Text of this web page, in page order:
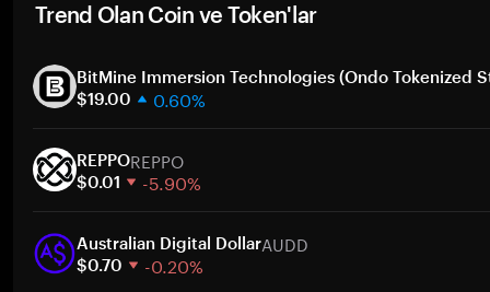
Trend Olan Coin ve Token'lar
BitMine Immersion Technologies (Ondo Tokenized
$19.00
0.60%
30 gün
Piyasa değeri
REPPOREPPO
$0.01 -5.90%
30 gün
Piyasa değeri
Australian Digital DollarAUDD
$0.70 -0.20%